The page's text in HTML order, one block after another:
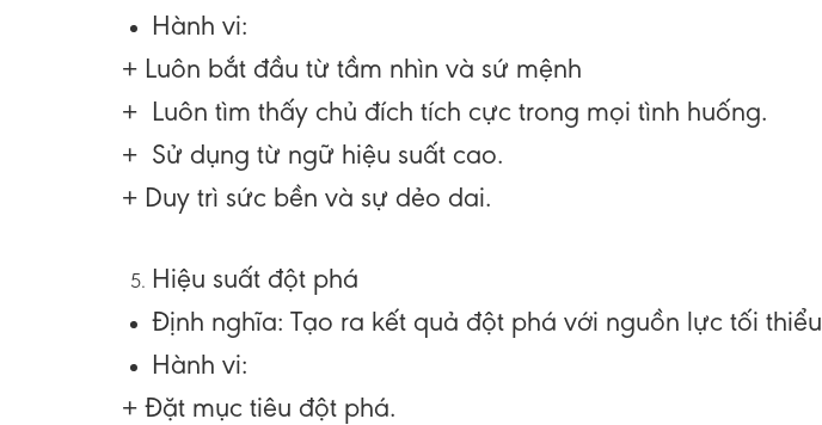
Hành vi:
+ Luôn bắt đầu từ tầm nhìn và sứ mệnh
+ Luôn tìm thấy chủ đích tích cực trong mọi tình huống.
+ Sử dụng từ ngữ hiệu suất cao.
+ Duy trì sức bền và sự dẻo dai.
Hiệu suất đột phá
Định nghĩa: Tạo ra kết quả đột phá với nguồn lực tối thiểu
Hành vi:
+ Đặt mục tiêu đột phá.